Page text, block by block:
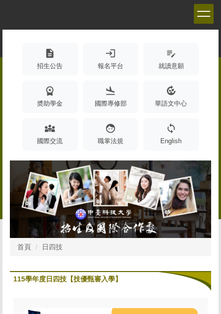
description
招生公告
login
報名平台
edit_note
就讀意願
workspace_premium
奬助學金
flight_land
國際專修部
compost
華語文中心
diversity_3
國際交流
face
職掌法規
sync
English
首頁 日四技
115學年度日四技【技優甄審入學】